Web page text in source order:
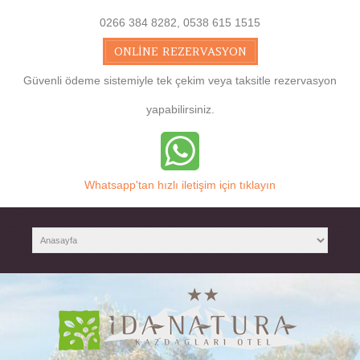
0266 384 8282, 0538 615 1515
ONLINE REZERVASYON
Güvenli ödeme sistemiyle tek çekim veya taksitle rezervasyon
yapabilirsiniz.
Whatsapp'tan hızlı iletişim için tıklayın